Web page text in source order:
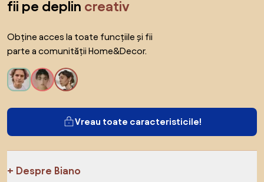
fii pe deplin creativ
Obține acces la toate funcțiile și fii
parte a comunității Home&Decor.
Vreau toate caracteristicile!
Despre Biano